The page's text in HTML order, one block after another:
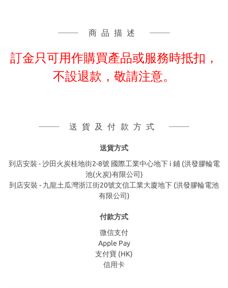
商品描述
訂金只可用作購買產品或服務時抵扣，
不設退款，敬請注意。
送貨及付款方式
送貨方式
到店安裝 - 沙田火炭桂地街2-8號 國際工業中心地下 i 鋪 (洪發膠輪電
池(火炭)有限公司)
到店安裝 - 九龍土瓜灣浙江街20號文信工業大廈地下 (洪發膠輪電池
有限公司)
付款方式
微信支付
Apple Pay
支付寶 (HK)
信用卡